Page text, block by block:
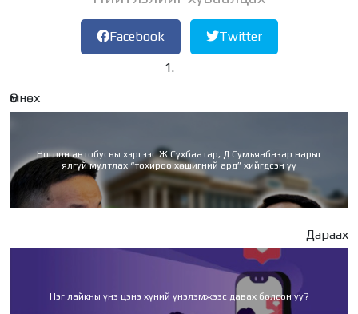
Facebook Twitter
Өмнөх
Ногоон автобусны хэргээс Ж.Сүхбаатар, Д.Сумъяабазар нарыг
ялгүй мултлах “тохироо хөшигний ард” хийгдсэн үү
Дараах
Нэг лайкны үнэ цэнэ хүний үнэлэмжээс давах болсон уу?